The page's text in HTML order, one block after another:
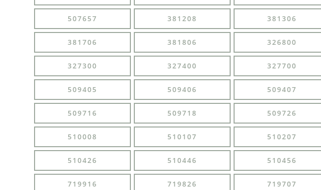
507657 381208 381306
381706 381806 326800
327300 327400 327700
509405 509406 509407
509716 509718 509726
510008 510107 510207
510426 510446 510456
719916 719826 719707